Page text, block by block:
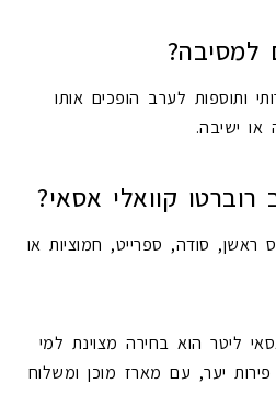
ותוספות לערב הופכים אותו
ישיבה.
קוואלי אסאי?
סודה, ספרייט, חמוציות או
ליטר הוא בחירה מצוינת למי
יער, עם מארז מוכן ומשלוח